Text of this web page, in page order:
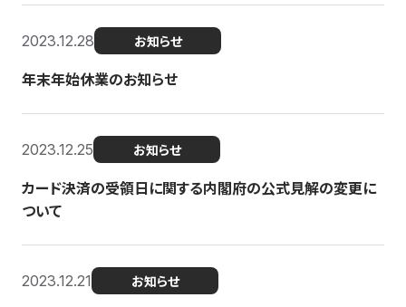
2023.12.28 お知らせ
年末年始休業のお知らせ
2023.12.25 お知らせ
カード決済の受領日に関する内閣府の公式見解の変更に
ついて
2023.12.21 お知らせ